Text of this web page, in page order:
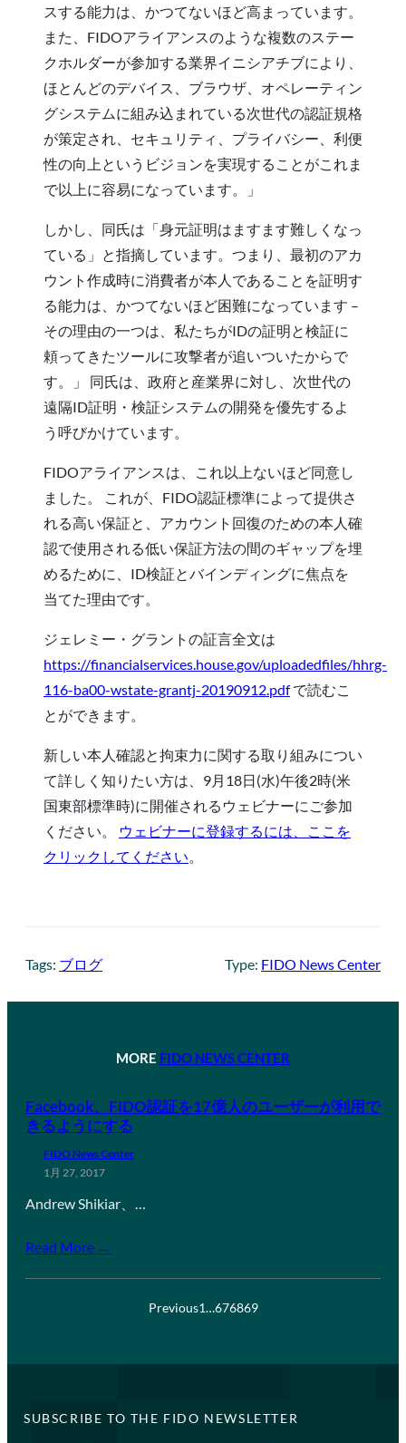
スする能力は、かつてないほど高まっています。
また、FIDOアライアンスのような複数のステー
クホルダーが参加する業界イニシアチブにより、
ほとんどのデバイス、ブラウザ、オペレーティン
グシステムに組み込まれている次世代の認証規格
が策定され、セキュリティ、プライバシー、利便
性の向上というビジョンを実現することがこれま
で以上に容易になっています。」
しかし、同氏は「身元証明はますます難しくなっ
ている」と指摘しています。つまり、最初のアカ
ウント作成時に消費者が本人であることを証明す
る能力は、かつてないほど困難になっています –
その理由の一つは、私たちがIDの証明と検証に
頼ってきたツールに攻撃者が追いついたからで
す。」 同氏は、政府と産業界に対し、次世代の
遠隔ID証明・検証システムの開発を優先するよ
う呼びかけています。
FIDOアライアンスは、これ以上ないほど同意し
ました。 これが、FIDO認証標準によって提供さ
れる高い保証と、アカウント回復のための本人確
認で使用される低い保証方法の間のギャップを埋
めるために、ID検証とバインディングに焦点を
当てた理由です。
ジェレミー・グラントの証言全文は
https://financialservices.house.gov/uploadedfiles/hhrg-
116-ba00-wstate-grantj-20190912.pdfで読むこ
とができます。
新しい本人確認と拘束力に関する取り組みについ
て詳しく知りたい方は、9月18日(水)午後2時(米
国東部標準時)に開催されるウェビナーにご参加
ください。
ウェビナーに登録するには、ここを
クリックしてください。
Tags: ブログ Type: FIDO News Center
MORE FIDO NEWS CENTER
Facebook、FIDO認証を17億人のユーザーが利用で
きるようにする
FIDO News Center
1月 27, 2017
Andrew Shikiar、…
Read More →
Previous1…676869
SUBSCRIBE TO THE FIDO NEWSLETTER